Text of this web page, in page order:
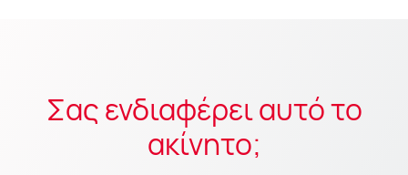
Σας ενδιαφέρει αυτό το
ακίνητο;